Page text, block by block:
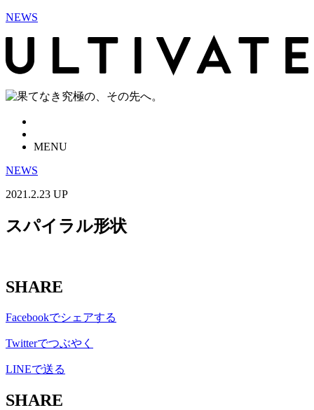
NEWS
MENU
NEWS
2021.2.23 UP
スパイラル形状
SHARE
Facebookでシェアする
Twitterでつぶやく
LINEで送る
SHARE